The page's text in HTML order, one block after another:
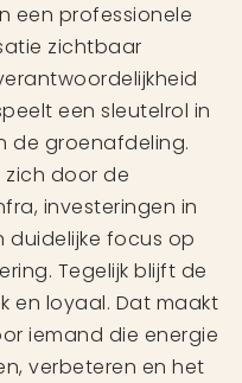
een professionele
zichtbaar
een sleutelrol in
de groenafdeling.
zich door de
investeringen in
duidelijke focus op
Tegelijk blijft de
en loyaal. Dat maakt
iemand die energie
verbeteren en het